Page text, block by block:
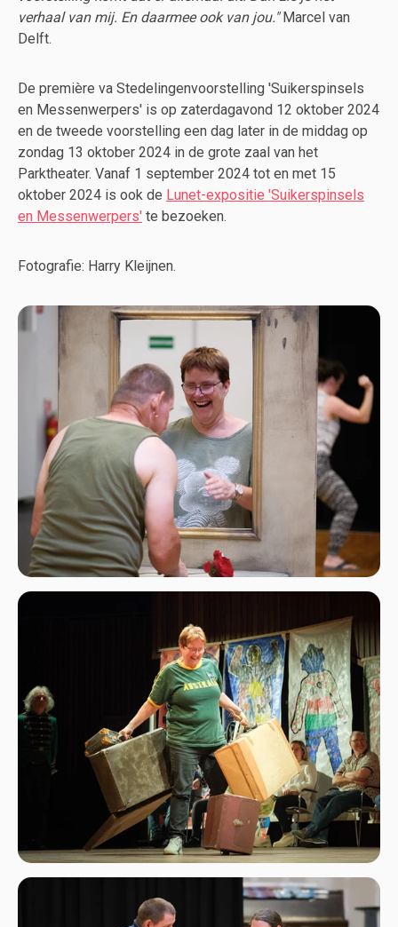
verhaal van mij. En daarmee ook van jou."Marcel van
Delft.
De première va Stedelingenvoorstelling 'Suikerspinsels
en Messenwerpers' is op zaterdagavond 12 oktober 2024
en de tweede voorstelling een dag later in de middag op
zondag 13 oktober 2024 in de grote zaal van het
Parktheater. Vanaf 1 september 2024 tot en met 15
oktober 2024 is ook de Lunet-expositie 'Suikerspinsels
en Messenwerpers' te bezoeken.
Fotografie: Harry Kleijnen.